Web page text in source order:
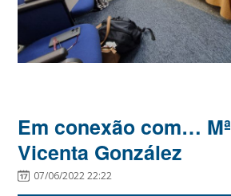
Em conexão com… Mª
Vicenta González
07/06/2022 22:22